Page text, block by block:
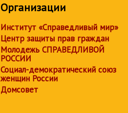
Организации
Институт «Справедливый мир»
Центр защиты прав граждан
Молодежь СПРАВЕДЛИВОЙ
РОССИИ
Социал-демократический союз
женщин России
Домсовет